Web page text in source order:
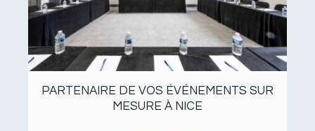
PARTENAIRE DE VOS ÉVÉNEMENTS SUR
MESURE À NICE